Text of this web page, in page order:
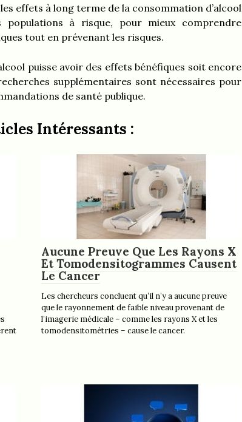
effets à long terme de la consommation d’alcool
à risque, pour mieux comprendre
tout en prévenant les risques.
puisse avoir des effets bénéfiques soit encore
supplémentaires sont nécessaires pour
de santé publique.
Intéressants :
Aucune Preuve Que Les Rayons X
Et Tomodensitogrammes Causent
Le Cancer
Les chercheurs concluent qu’il n’y a aucune preuve
que le rayonnement de faible niveau provenant de
l’imagerie médicale – comme les rayons X et les
tomodensitométries – cause le cancer.